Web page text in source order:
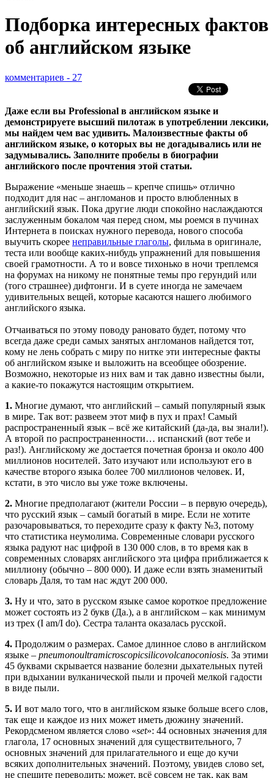
Подборка интересных фактов
об английском языке
комментариев - 27
Даже если вы Professional в английском языке и
демонстрируете высший пилотаж в употреблении лексики,
мы найдем чем вас удивить. Малоизвестные факты об
английском языке, о которых вы не догадывались или не
задумывались. Заполните пробелы в биографии
английского после прочтения этой статьи.
Выражение «меньше знаешь – крепче спишь» отлично
подходит для нас – англоманов и просто влюбленных в
английский язык. Пока другие люди спокойно наслаждаются
заслуженным бокалом чая перед сном, мы роемся в пучинах
Интернета в поисках нужного перевода, нового способа
выучить скорее неправильные глаголы, фильма в оригинале,
теста или вообще каких-нибудь упражнений для повышения
своей грамотности. А то и вовсе тихонько в ночи треплемся
на форумах на никому не понятные темы про герундий или
(того страшнее) дифтонги. И в суете иногда не замечаем
удивительных вещей, которые касаются нашего любимого
английского языка.
Отчаиваться по этому поводу рановато будет, потому что
всегда даже среди самых занятых англоманов найдется тот,
кому не лень собрать с миру по нитке эти интересные факты
об английском языке и выложить на всеобщее обозрение.
Возможно, некоторые из них вам и так давно известны были,
а какие-то покажутся настоящим открытием.
1. Многие думают, что английский – самый популярный язык
в мире. Так вот: развеем этот миф в пух и прах! Самый
распространенный язык – всё же китайский (да-да, вы знали!).
А второй по распространенности… испанский (вот тебе и
раз!). Английскому же достается почетная бронза и около 400
миллионов носителей. Зато изучают или используют его в
качестве второго языка более 700 миллионов человек. И,
кстати, в это число вы уже тоже включены.
2. Многие предполагают (жители России – в первую очередь),
что русский язык – самый богатый в мире. Если не хотите
разочаровываться, то переходите сразу к факту №3, потому
что статистика неумолима. Современные словари русского
языка радуют нас цифрой в 130 000 слов, в то время как в
современных словарях английского эта цифра приближается к
миллиону (обычно – 800 000). И даже если взять знаменитый
словарь Даля, то там нас ждут 200 000.
3. Ну и что, зато в русском языке самое короткое предложение
может состоять из 2 букв (Да.), а в английском – как минимум
из трех (I am/I do). Сестра таланта оказалась русской.
4. Продолжим о размерах. Самое длинное слово в английском
языке – pneumonoultramicroscopicsilicovolcanoconiosis. За этими
45 буквами скрывается название болезни дыхательных путей
при вдыхании вулканической пыли и прочей мелкой гадости
в виде пыли.
5. И вот мало того, что в английском языке больше всего слов,
так еще и каждое из них может иметь дюжину значений.
Рекордсменом является слово «set»: 44 основных значения для
глагола, 17 основных значений для существительного, 7
основных значений для прилагательного и еще до кучи
всяких дополнительных значений. Поэтому, увидев слово set,
не спешите переводить: может, всё совсем не так, как вам